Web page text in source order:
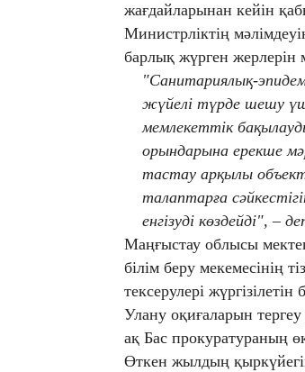
жағдайларынан кейін
Министрліктің
барлық жүрген жерлерін
"Санитариялық-
жүйелі түрде шешу
мемлекеттік
орындарына ерекше
тастау арқылы
талаптарға
енгізуді көздейді", –
Маңғыстау облысы
білім беру мекемесінің
тексерулері
Улану оқиғаларын
ақ Бас прокуратураның
Өткен жылдың